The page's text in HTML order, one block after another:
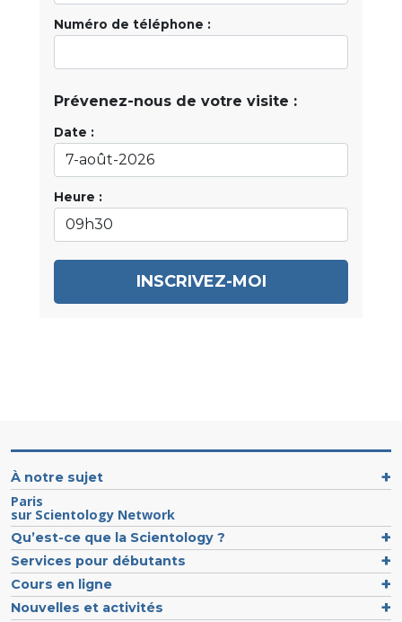
Numéro de téléphone :
Prévenez-nous de votre visite :
Date :
Heure :
INSCRIVEZ-MOI
À notre sujet
Paris
sur Scientology Network
Qu’est-ce que la Scientology ?
Services pour débutants
Cours en ligne
Nouvelles et activités